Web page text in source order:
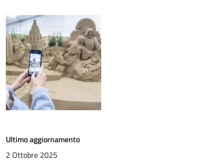
Ultimo aggiornamento
2 Ottobre 2025